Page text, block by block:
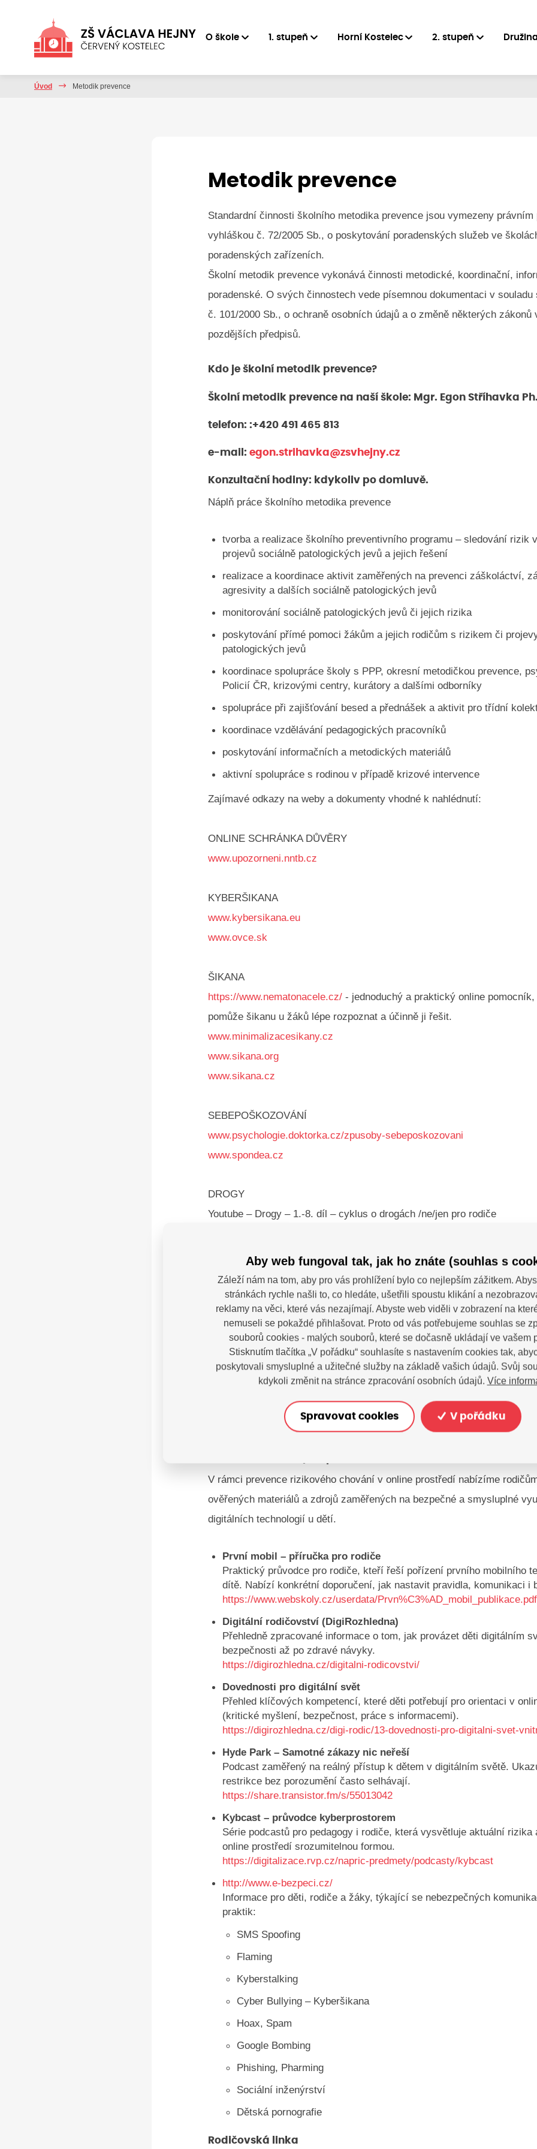
O škole 1. stupeň Horní Kostelec 2. stupeň
Úvod Metodik prevence
Metodik prevence
Standardní činnosti školního metodika prevence jsou vymezeny právním
vyhláškou č. 72/2005 Sb., o poskytování poradenských služeb ve
poradenských zařízeních.
Školní metodik prevence vykonává činnosti metodické, koordinační,
poradenské. O svých činnostech vede písemnou dokumentaci v souladu
č. 101/2000 Sb., o ochraně osobních údajů a o změně některých zákonů
pozdějších předpisů.
Kdo je školní metodik prevence?
Školní metodik prevence na naší škole: Mgr. Egon Stříhavka
telefon: :+420 491 465 813
e-mail:egon.strihavka@zsvhejny.cz
Konzultační hodiny: kdykoliv po domluvě.
Náplň práce školního metodika prevence
tvorba a realizace školního preventivního programu – sledování rizik
projevů sociálně patologických jevů a jejich řešení
realizace a koordinace aktivit zaměřených na prevenci záškoláctví,
agresivity a dalších sociálně patologických jevů
monitorování sociálně patologických jevů či jejich rizika
poskytování přímé pomoci žákům a jejich rodičům s rizikem či
patologických jevů
koordinace spolupráce školy s PPP, okresní metodičkou prevence,
Policií ČR, krizovými centry, kurátory a dalšími odborníky
spolupráce při zajišťování besed a přednášek a aktivit pro třídní
koordinace vzdělávání pedagogických pracovníků
poskytování informačních a metodických materiálů
aktivní spolupráce s rodinou v případě krizové intervence
Zajímavé odkazy na weby a dokumenty vhodné k nahlédnutí:
ONLINE SCHRÁNKA DŮVĚRY
www.upozorneni.nntb.cz
KYBERŠIKANA
www.kybersikana.eu
www.ovce.sk
ŠIKANA
https://www.nematonacele.cz/ - jednoduchý a praktický online
pomůže šikanu u žáků lépe rozpoznat a účinně ji řešit.
www.minimalizacesikany.cz
www.sikana.org
www.sikana.cz
SEBEPOŠKOZOVÁNÍ
www.psychologie.doktorka.cz/zpusoby-sebeposkozovani
www.spondea.cz
DROGY
Youtube – Drogy – 1.-8. díl – cyklus o drogách /ne/jen pro rodiče
Co zde můžete nalézt:
Internetová Horká linka (Internet Hotline) je kontaktní centrum, které
hlášení, týkající se nezákonného a nevhodného obsahu na internetu,
pornografie, dětská prostituce, obchod s dětmi, sexuální zneužívání
nepřiměřený obsah, ostatní nelegální sexuální praktiky, rasismus,
sebepoškozování, výzvy k násilí a nenávisti, šíření drog atd
Odkaz na rodičovskou a dětskou linku bezpečí – v oddíle„Richard má
Informace o mobilních telefonech, bezpečném internetu, mobilní
jak se zachovat, když si nevíte rady s nevhodným obsahem
V rámci prevence rizikového chování v online prostředí nabízíme
ověřených materiálů a zdrojů zaměřených na bezpečné a smysluplné
digitálních technologií u dětí.
První mobil – příručka pro rodiče
Praktický průvodce pro rodiče, kteří řeší pořízení prvního mobilního
dítě. Nabízí konkrétní doporučení, jak nastavit pravidla, komunikaci i
https://www.webskoly.cz/userdata/Prvn%C3%AD_mobil_publikace.pdf
Digitální rodičovství (DigiRozhledna)
Přehledně zpracované informace o tom, jak provázet děti digitálním
bezpečnosti až po zdravé návyky.
https://digirozhledna.cz/digitalni-rodicovstvi/
Dovednosti pro digitální svět
Přehled klíčových kompetencí, které děti potřebují pro orientaci v
(kritické myšlení, bezpečnost, práce s informacemi).
https://digirozhledna.cz/digi-rodic/13-dovednosti-pro-digitalni-svet-
Hyde Park – Samotné zákazy nic neřeší
Podcast zaměřený na reálný přístup k dětem v digitálním světě.
restrikce bez porozumění často selhávají.
https://share.transistor.fm/s/55013042
Kybcast – průvodce kyberprostorem
Série podcastů pro pedagogy i rodiče, která vysvětluje aktuální rizika
online prostředí srozumitelnou formou.
https://digitalizace.rvp.cz/napric-predmety/podcasty/kybcast
http://www.e-bezpeci.cz/
Informace pro děti, rodiče a žáky, týkající se nebezpečných
praktik:
SMS Spoofing
Flaming
Kyberstalking
Cyber Bullying – Kyberšikana
Hoax, Spam
Google Bombing
Phishing, Pharming
Sociální inženýrství
Dětská pornografie
Rodičovská linka
Aby web fungoval tak, jak ho znáte (souhlas s
Záleží nám na tom, aby pro vás prohlížení bylo co nejlepším zážitkem.
stránkách rychle našli to, co hledáte, ušetřili spoustu klikání a
reklamy na věci, které vás nezajímají. Abyste web viděli v zobrazení na
nemuseli se pokaždé přihlašovat. Proto od vás potřebujeme souhlas se
souborů cookies - malých souborů, které se dočasně ukládají ve vašem
Stisknutím tlačítka „V pořádku“ souhlasíte s nastavením cookies tak,
poskytovali smysluplné a užitečné služby na základě vašich údajů. Svůj
kdykoli změnit na stránce zpracování osobních údajů. Více
Spravovat cookies V pořádku